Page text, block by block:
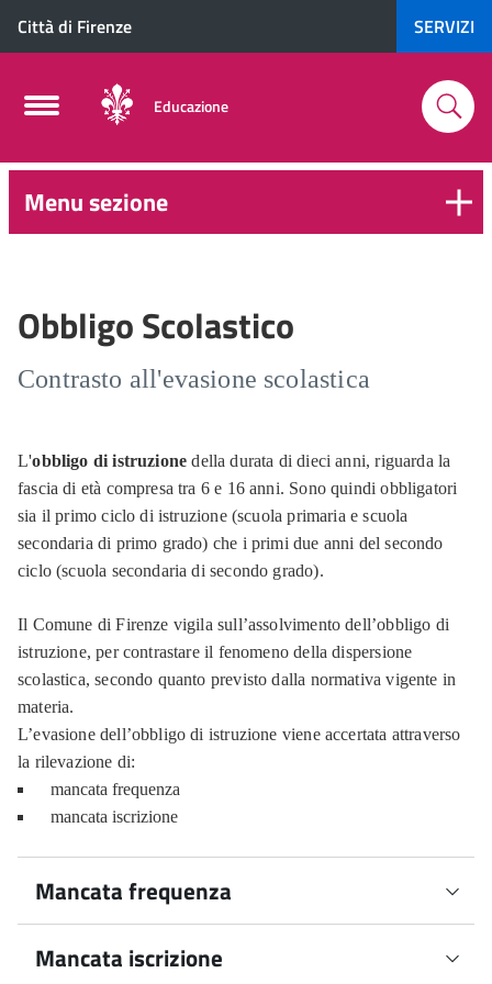
Città di Firenze SERVIZI
Educazione
6-Menu sezione
Obbligo Scolastico
Contrasto all'evasione scolastica
L'obbligo di istruzione della durata di dieci anni, riguarda la
fascia di età compresa tra 6 e 16 anni. Sono quindi obbligatori
sia il primo ciclo di istruzione (scuola primaria e scuola
secondaria di primo grado) che i primi due anni del secondo
ciclo (scuola secondaria di secondo grado).
Il Comune di Firenze vigila sull’assolvimento dell’obbligo di
istruzione, per contrastare il fenomeno della dispersione
scolastica, secondo quanto previsto dalla normativa vigente in
materia.
L’evasione dell’obbligo di istruzione viene accertata attraverso
la rilevazione di:
mancata frequenza
mancata iscrizione
Mancata frequenza
La scuola verifica la regolare frequenza di alunni e
Mancata iscrizione